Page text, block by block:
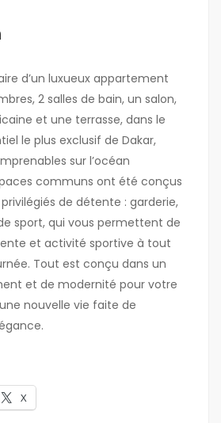
d’un luxueux appartement
2 salles de bain, un salon,
et une terrasse, dans le
le plus exclusif de Dakar,
sur l’océan
communs ont été conçus
de détente : garderie,
sport, qui vous permettent de
et activité sportive à tout
Tout est conçu dans un
et de modernité pour votre
nouvelle vie faite de
X